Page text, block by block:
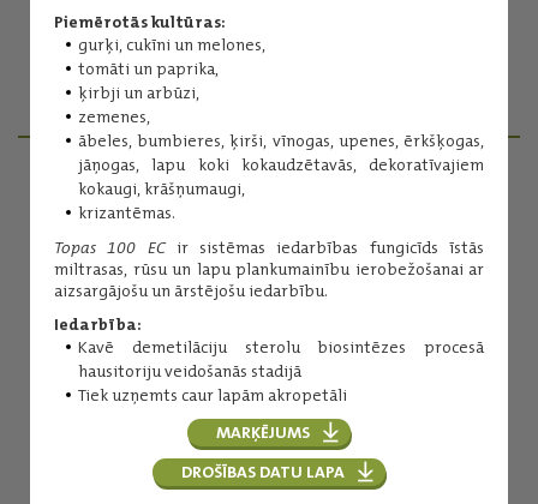
Piemērotās kultūras:
gurķi, cukīni un melones,
tomāti un paprika,
ķirbji un arbūzi,
zemenes,
ābeles, bumbieres, ķirši, vīnogas, upenes, ērkšķogas,
jāņogas, lapu koki kokaudzētavās, dekoratīvajiem
kokaugi, krāšņumaugi,
krizantēmas.
Topas 100 ECir sistēmas iedarbības fungicīds īstās
miltrasas, rūsu un lapu plankumainību ierobežošanai ar
aizsargājošu un ārstējošu iedarbību.
Iedarbība:
Kavē demetilāciju sterolu biosintēzes procesā
hausitoriju veidošanās stadijā
Tiek uzņemts caur lapām akropetāli
MARĶĒJUMS
DROŠĪBAS DATU LAPA
Iepakojums:
Ražotājs:
PRODUKTU MENEDŽERI
Inese Kuniga
Augu aizsardzības līdzekļi
(+371) 29254276